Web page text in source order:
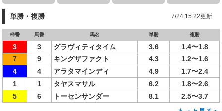
単勝・複勝 7/24 15:22更新
枠番 馬番 馬名 単勝 複勝
3 3 グラヴィティタイム 3.6
1.4〜1.8
7
9 キングザファクト 4.3
1.2〜1.6
4
4 アラタマインディ 4.9
1.7〜2.4
1
1 タヤスマサル 6.2
1.8〜2.6
5
6 トーセンサンダー 8.1
2.5〜3.7